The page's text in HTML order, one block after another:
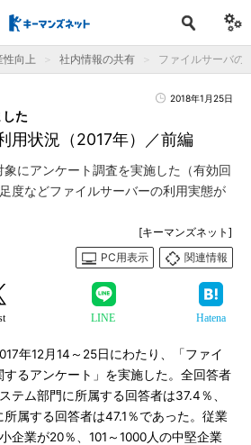
性向上 社内情報の共有 ファイルサーバの
2018年1月25日
用状況（2017年）／前編
た
にアンケート調査を実施した（有効回
度などファイルサーバーの利用実態が
[キーマンズネット]
PC用表示
関連情報
LINE Hatena
年12月14～25日にわたり、「ファイ
するアンケート」を実施した。全回答者
テム部門に所属する回答者は37.4％、
属する回答者は47.1％であった。従業
企業が20％、101～1000人の中堅企業